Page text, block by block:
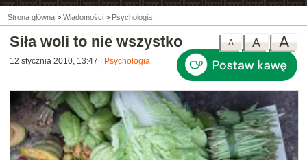
Strona główna > Wiadomości > Psychologia
A
A
A
Siła woli to nie wszystko
12 stycznia 2010, 13:47 Psychologia